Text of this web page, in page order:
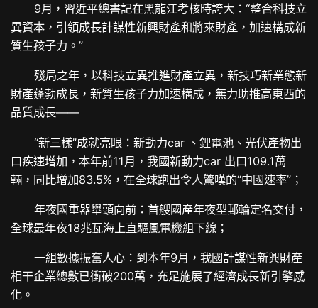
9月，習近平總書記在黑龍江考核時誇大：“整合科技立
異資本，引領成長計謀性新興財產和將來財產，加速構成新
質生孩子力。”
殘局之年，以科技立異推進財產立異，新技巧新業態新
財產蓬勃成長，新質生孩子力加速構成，無力助推高東西的
品質成長——
“新三樣”成就亮眼：新動力car 、鋰電池、光伏產物出
口疾速增加，本年前11月，我國新動力car 出口109.1萬
輛，同比增加83.5%，在全球跑出令人驚嘆的“中國速率”；
年夜國重器舉頭向前：首艘國產年夜型郵輪定名交付，
全球最年夜18兆瓦海上直驅風電機組下線；
一組數據振奮人心：到本年9月，我國計謀性新興財產
相干企業總數已衝破200萬，充足施展了經濟成長新引擎感
化。